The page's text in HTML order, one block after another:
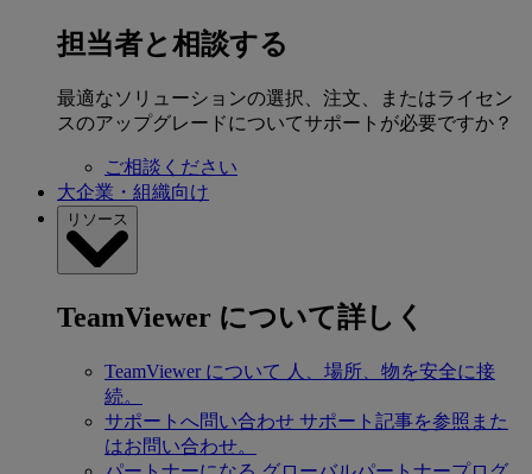
担当者と相談する
最適なソリューションの選択、注文、またはライセン
スのアップグレードについてサポートが必要ですか？
ご相談ください
大企業・組織向け
リソース
TeamViewer について詳しく
TeamViewer について 人、場所、物を安全に接
続。
サポートへ問い合わせ サポート記事を参照また
はお問い合わせ。